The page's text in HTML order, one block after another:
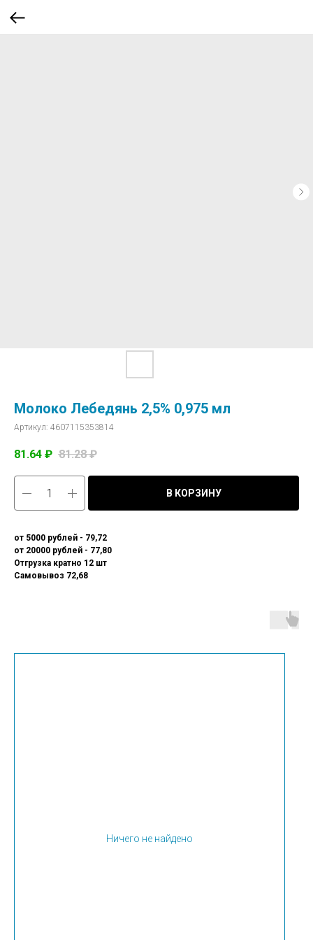
Молоко Лебедянь 2,5% 0,975 мл
Артикул: 4607115353814
81.64 ₽ 81.28 ₽
В КОРЗИНУ
от 5000 рублей - 79,72
от 20000 рублей - 77,80
Отгрузка кратно 12 шт
Самовывоз 72,68
Ничего не найдено